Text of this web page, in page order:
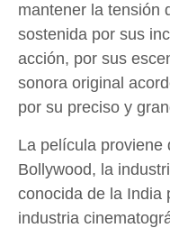
mantener la tensión
sostenida por sus
acción, por sus
sonora original
por su preciso y
La película proviene
Bollywood, la
conocida de la India
industria